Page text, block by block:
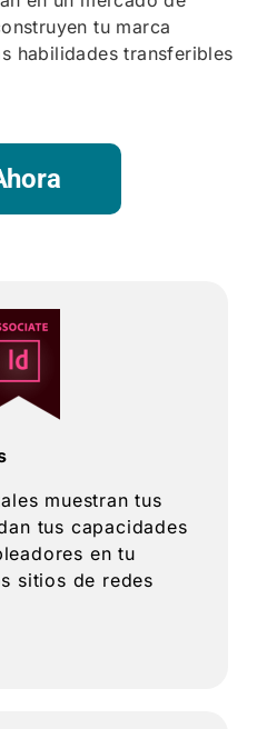
tu marca
habilidades transferibles
muestran tus
tus capacidades
en tu
sitios de redes